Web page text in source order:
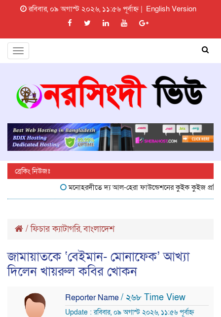
রবিবার, ০৯ অগাস্ট ২০২৬, ১১:৫৬ পূর্বাহ্ন | English Version
Toggle
ব্রেকিং নিউজঃ
মনোহরদীতে দ্য আল-হেরা ফাউন্ডেশনের কুইক কুইজ
/ফিচার ক্যাটাগরি,বাংলাদেশ
জামায়াতকে ‘বেইমান- মোনাফেক’ আখ্যা
দিলেন খায়রুল কবির খোকন
Reporter Name/ ২৬৮ Time View
Update : রবিবার, ০৯ অগাস্ট ২০২৬, ১১:৫৬ পূর্বাহ্ন